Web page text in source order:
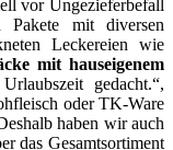
vor Ungezieferbefall
mit diversen
Leckereien wie
mit hauseigenem
gedacht.“,
oder TK-Ware
haben wir auch
das Gesamtsortiment